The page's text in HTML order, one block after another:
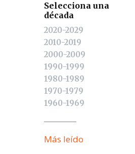
Selecciona una
década
2020-2029
2010-2019
2000-2009
1990-1999
1980-1989
1970-1979
1960-1969
Más leído